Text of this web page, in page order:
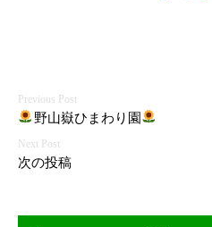
投
稿
ナ
ビ
野山嶽ひまわり園
次の投稿